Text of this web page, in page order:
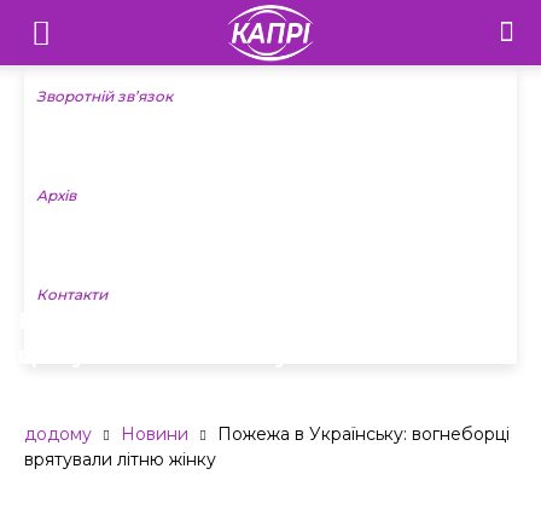
Телебачення
«Капрі»
Новини
Зворотній зв’язок
Архів
Контакти
додому Новини
Пожежа в Українську: вогнеборці
врятували літню жінку